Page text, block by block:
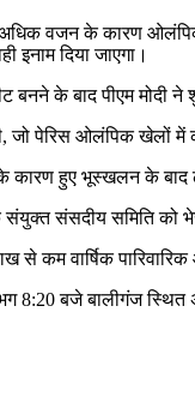
वजन के कारण
दिया जाएगा।
के बाद पीएम मोदी ने
जो पेरिस ओलंपिक खेलों में
के कारण हुए भूस्खलन के
संसदीय समिति को
वार्षिक
8:20 बजे बालीगंज